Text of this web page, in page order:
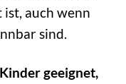
auch wenn
sind.
geeignet,